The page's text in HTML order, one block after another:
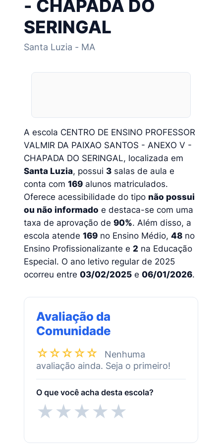
- CHAPADA DO
SERINGAL
Santa Luzia - MA
A escola CENTRO DE ENSINO PROFESSOR
VALMIR DA PAIXAO SANTOS - ANEXO V -
CHAPADA DO SERINGAL, localizada em
Santa Luzia, possui 3 salas de aula e
conta com 169 alunos matriculados.
Oferece acessibilidade do tipo não possui
ou não informado e destaca-se com uma
taxa de aprovação de 90%. Além disso, a
escola atende 169 no Ensino Médio, 48 no
Ensino Profissionalizante e 2 na Educação
Especial. O ano letivo regular de 2025
ocorreu entre 03/02/2025 e 06/01/2026.
Avaliação da
Comunidade
☆☆☆☆☆
Nenhuma
avaliação ainda. Seja o primeiro!
O que você acha desta escola?
★★★★★